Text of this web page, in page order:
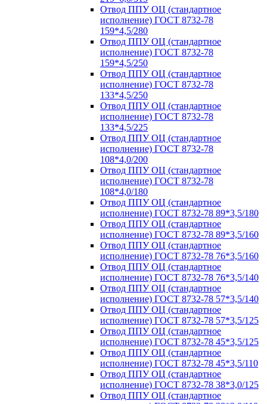
Отвод ППУ ОЦ (стандартное
исполнение) ГОСТ 8732-78
159*4,5/280
Отвод ППУ ОЦ (стандартное
исполнение) ГОСТ 8732-78
159*4,5/250
Отвод ППУ ОЦ (стандартное
исполнение) ГОСТ 8732-78
133*4,5/250
Отвод ППУ ОЦ (стандартное
исполнение) ГОСТ 8732-78
133*4,5/225
Отвод ППУ ОЦ (стандартное
исполнение) ГОСТ 8732-78
108*4,0/200
Отвод ППУ ОЦ (стандартное
исполнение) ГОСТ 8732-78
108*4,0/180
Отвод ППУ ОЦ (стандартное
исполнение) ГОСТ 8732-78 89*3,5/180
Отвод ППУ ОЦ (стандартное
исполнение) ГОСТ 8732-78 89*3,5/160
Отвод ППУ ОЦ (стандартное
исполнение) ГОСТ 8732-78 76*3,5/160
Отвод ППУ ОЦ (стандартное
исполнение) ГОСТ 8732-78 76*3,5/140
Отвод ППУ ОЦ (стандартное
исполнение) ГОСТ 8732-78 57*3,5/140
Отвод ППУ ОЦ (стандартное
исполнение) ГОСТ 8732-78 57*3,5/125
Отвод ППУ ОЦ (стандартное
исполнение) ГОСТ 8732-78 45*3,5/125
Отвод ППУ ОЦ (стандартное
исполнение) ГОСТ 8732-78 45*3,5/110
Отвод ППУ ОЦ (стандартное
исполнение) ГОСТ 8732-78 38*3,0/125
Отвод ППУ ОЦ (стандартное